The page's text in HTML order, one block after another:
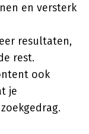
en versterk
resultaten,
rest.
ook
je